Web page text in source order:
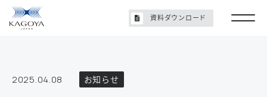
2025.04.08 お知らせ
資料ダウンロード